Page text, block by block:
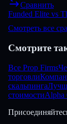
Сравнить
Funded Elite vs
Смотреть все
Смотрите
Все Prop Firms
торговли
скальпинга
стоимостиAlpha